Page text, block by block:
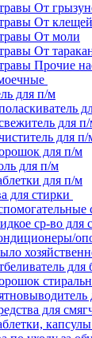
От
От
От моли
От
Прочие
для п/м
для
для п/
для п/м
для п/м
для п/м
для стирки
ср-во для
для
для